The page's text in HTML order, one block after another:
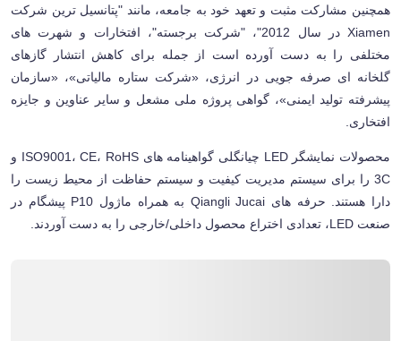
همچنین مشارکت مثبت و تعهد خود به جامعه، مانند "پتانسیل ترین شرکت
Xiamen در سال 2012"، "شرکت برجسته"، افتخارات و شهرت های
مختلفی را به دست آورده است از جمله برای کاهش انتشار گازهای
گلخانه ای صرفه جویی در انرژی، «شرکت ستاره مالیاتی»، «سازمان
پیشرفته تولید ایمنی»، گواهی پروژه ملی مشعل و سایر عناوین و جایزه
افتخاری.
محصولات نمایشگر LED چیانگلی گواهینامه های ISO9001، CE، RoHS و
3C را برای سیستم مدیریت کیفیت و سیستم حفاظت از محیط زیست را
دارا هستند. حرفه های Qiangli Jucai به همراه ماژول P10 پیشگام در
صنعت LED، تعدادی اختراع محصول داخلی/خارجی را به دست آوردند.